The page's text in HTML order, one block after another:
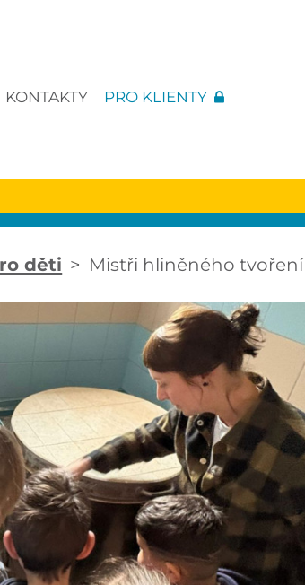
KONTAKTY PRO KLIENTY
děti Mistři hliněného tvoření